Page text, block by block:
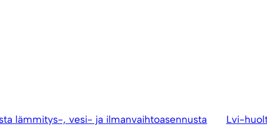
lämmitys-, vesi- ja ilmanvaihtoasennusta Lvi-